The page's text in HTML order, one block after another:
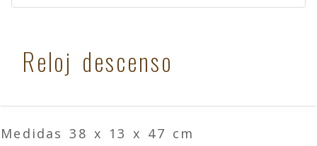
Reloj descenso
Medidas 38 x 13 x 47 cm